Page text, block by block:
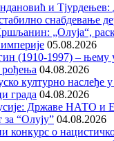
и
снабдевање
„Олуја“,
05.08.2026
(1910-1997) – њему
04.08.2026
културно наслеђе
града 04.08.2026
Државе НАТО и
за “Олују” 04.08.2026
конкурс о